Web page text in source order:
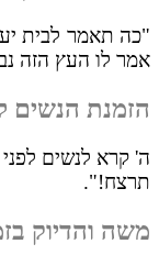
"כה תאמר לבית
אמר לו העץ הזה
הזמנת הנשים
ה' קרא לנשים
תרצח!".
משה והדיוק